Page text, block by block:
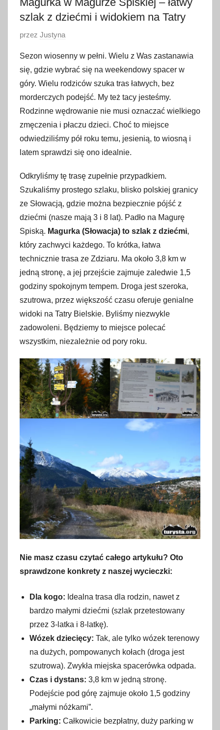
szlak z dziećmi i widokiem na Tatry
O
u
b
l
i
k
o
w
a
o
1
8
m
a
0
2
6
przez Justyna
Sezon wiosenny w pełni. Wielu z Was zastanawia
się, gdzie wybrać się na weekendowy spacer w
góry. Wielu rodziców szuka tras łatwych, bez
morderczych podejść. My też tacy jesteśmy.
Rodzinne wędrowanie nie musi oznaczać wielkiego
zmęczenia i płaczu dzieci. Choć to miejsce
odwiedziliśmy pół roku temu, jesienią, to wiosną i
latem sprawdzi się ono idealnie.
Odkryliśmy tę trasę zupełnie przypadkiem.
Szukaliśmy prostego szlaku, blisko polskiej granicy
ze Słowacją, gdzie można bezpiecznie pójść z
dziećmi (nasze mają 3 i 8 lat). Padło na Magurę
Spiską. Magurka (Słowacja) to szlak z dziećmi,
który zachwyci każdego. To krótka, łatwa
technicznie trasa ze Zdziaru. Ma około 3,8 km w
jedną stronę, a jej przejście zajmuje zaledwie 1,5
godziny spokojnym tempem. Droga jest szeroka,
szutrowa, przez większość czasu oferuje genialne
widoki na Tatry Bielskie. Byliśmy niezwykle
zadowoleni. Będziemy to miejsce polecać
wszystkim, niezależnie od pory roku.
Nie masz czasu czytać całego artykułu? Oto
sprawdzone konkrety z naszej wycieczki:
Dla kogo: Idealna trasa dla rodzin, nawet z
bardzo małymi dziećmi (szlak przetestowany
przez 3-latka i 8-latkę).
Wózek dziecięcy: Tak, ale tylko wózek terenowy
na dużych, pompowanych kołach (droga jest
szutrowa). Zwykła miejska spacerówka odpada.
Czas i dystans: 3,8 km w jedną stronę.
Podejście pod górę zajmuje około 1,5 godziny
„małymi nóżkami”.
Parking: Całkowicie bezpłatny, duży parking w